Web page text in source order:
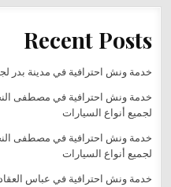
Recent Posts
خدمة ونش احترافية في مدينة بدر
خدمة ونش احترافية في مصطفى
لجميع أنواع السيارات
خدمة ونش احترافية في مصطفى
لجميع أنواع السيارات
خدمة ونش احترافية في عباس